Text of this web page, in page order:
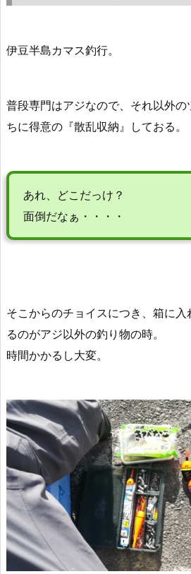
伊豆半島カマス釣行。
普段専門はアジなので、それ以外の
ちに得意の『散乱収納』しておる。
あれ、どこだっけ？
面倒だなぁ・・・・
そこからのチョイスにつき、箱に
るのがアジ以外の釣り物の時。
時間かかるし大変。